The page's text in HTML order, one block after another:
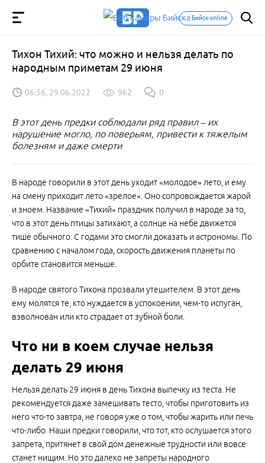
Бийск-online
Тихон Тихий: что можно и нельзя делать по
народным приметам 29 июня
06:36, 29.06.2022 962 0
В этот день предки соблюдали ряд правил – их
нарушение могло, по поверьям, привести к тяжелым
болезням и даже смерти
В народе говорили в этот день уходит «молодое» лето, и ему
на смену приходит лето «зрелое». Оно сопровождается жарой
и зноем. Название «Тихий» праздник получил в народе за то,
что в этот день птицы затихают, а солнце на небе движется
тише обычного. С годами это смогли доказать и астрономы. По
сравнению с началом года, скорость движения планеты по
орбите становится меньше.
В народе святого Тихона прозвали утешителем. В этот день
ему молятся те, кто нуждается в успокоении, чем-то испуган,
взволнован или кто страдает от зубной боли.
Что ни в коем случае нельзя
делать 29 июня
Нельзя делать 29 июня в день Тихона выпечку из теста. Не
рекомендуется даже замешивать тесто, чтобы приготовить из
него что-то завтра, не говоря уже о том, чтобы жарить или печь
что-либо. Наши предки говорили, что тот, кто ослушается этого
запрета, притянет в свой дом денежные трудности или вовсе
станет нищим. Но это далеко не запреты народного